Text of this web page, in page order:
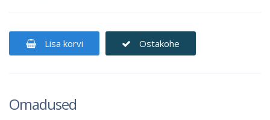
Lisa korvi Ostakohe
Omadused